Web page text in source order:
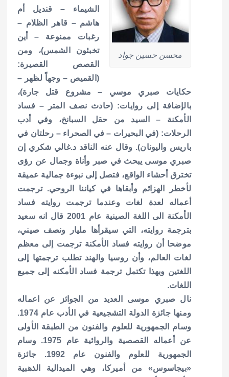
محسن حسين جواد
الشيماء – قنديل أم
هاشم – قاهر الظلام –
رغبات ممنوعة – أين
تخبئون الشمس)، ومن
القصص القصيرة:
(القميص – وجهاً لظهر –
حكايات صبري موسي – مشروع قتل جارة)،
بالإضافة إلى روايات: (حادث نصف المتر – فساد
الأمكنة – السيد من حقل السبانخ، وفي أدب
الرحلات: (في البحيرات – في الصحراء – رحلتان في
باريس واليونان). وقال عنه الناقد د.غالي شكري إن
صبري موسى يبحث في صبر وأناة وجمال عن رؤى
تخترق أحشاء الواقع، فتصل إلى نبوءة جمالية عميقة
لأخطر الهزائم وأبقاها في كياننا الروحي.ترجمت
أعماله لعدة لغات وعندما ترجمت روايته فساد
الأمكنة الى اللغة الصينية عام 2001 قال انه سعيد
بترجمة روايته، التي سيقرأها مليار ونصف صيني،
موضحا أن روايته فساد الأمكنة ترجمت إلى معظم
لغات العالم، وأن روسيا والهند تطلب ترجمتها إلى
اللغتين وبهذا تكتمل ترجمة فساد الأمكنه إلى جميع
اللغات.
نال صبري موسى العديد من الجوائز عن اعماله
ومنها جائزة الدولة التشجيعية في الأدب عام 1974.
وسام الجمهورية للعلوم والفنون من الطبقة الأولى
عن أعماله القصصية والروائية عام 1975. وسام
الجمهورية للعلوم والفنون عام 1992. جائزة
«بيجاسوس» من أميركا، وهي الميدالية الذهبية